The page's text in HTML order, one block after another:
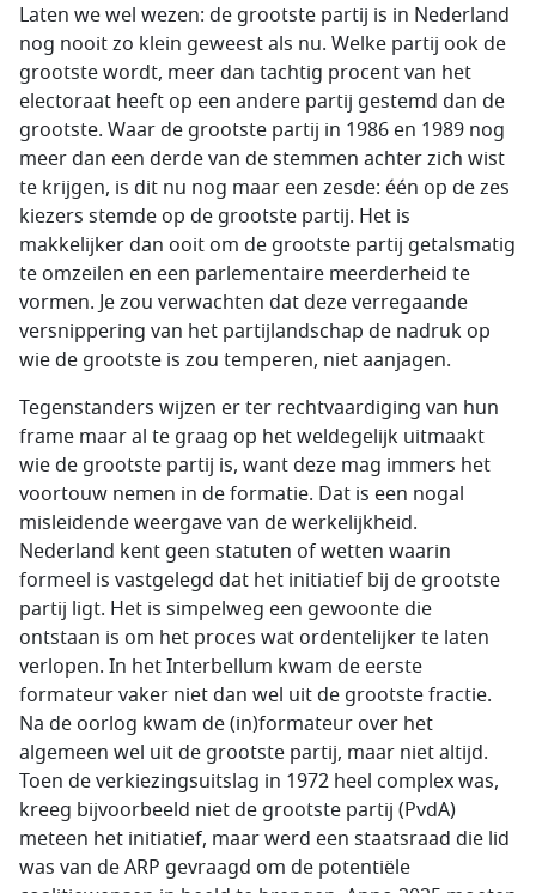
Laten we wel wezen: de grootste partij is in Nederland
nog nooit zo klein geweest als nu. Welke partij ook de
grootste wordt, meer dan tachtig procent van het
electoraat heeft op een andere partij gestemd dan de
grootste. Waar de grootste partij in 1986 en 1989 nog
meer dan een derde van de stemmen achter zich wist
te krijgen, is dit nu nog maar een zesde: één op de zes
kiezers stemde op de grootste partij. Het is
makkelijker dan ooit om de grootste partij getalsmatig
te omzeilen en een parlementaire meerderheid te
vormen. Je zou verwachten dat deze verregaande
versnippering van het partijlandschap de nadruk op
wie de grootste is zou temperen, niet aanjagen.
Tegenstanders wijzen er ter rechtvaardiging van hun
frame maar al te graag op het weldegelijk uitmaakt
wie de grootste partij is, want deze mag immers het
voortouw nemen in de formatie. Dat is een nogal
misleidende weergave van de werkelijkheid.
Nederland kent geen statuten of wetten waarin
formeel is vastgelegd dat het initiatief bij de grootste
partij ligt. Het is simpelweg een gewoonte die
ontstaan is om het proces wat ordentelijker te laten
verlopen. In het Interbellum kwam de eerste
formateur vaker niet dan wel uit de grootste fractie.
Na de oorlog kwam de (in)formateur over het
algemeen wel uit de grootste partij, maar niet altijd.
Toen de verkiezingsuitslag in 1972 heel complex was,
kreeg bijvoorbeeld niet de grootste partij (PvdA)
meteen het initiatief, maar werd een staatsraad die lid
was van de ARP gevraagd om de potentiële